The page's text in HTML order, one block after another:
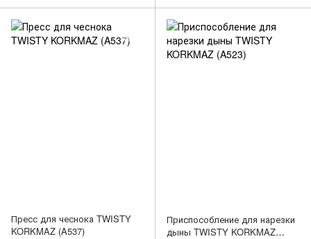
Пресс для чеснока TWISTY
KORKMAZ (A537)
Приспособление для нарезки
дыны TWISTY KORKMAZ